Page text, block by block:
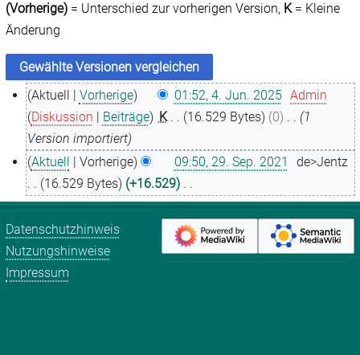
(Vorherige) = Unterschied zur vorherigen Version, K= Kleine
Änderung
J
n
2
0
2
Aktuell Vorherige 01:52, 4. Jun. 2025 Admin
Diskussion
Beiträge K 16.529 Bytes 0
1
Version importiert
9
.
S
e
p
Aktuell Vorherige 09:50, 29. Sep. 2021
de>Jentz
16.529 Bytes
+16.529
K
e
i
n
Datenschutzhinweis
Nutzungshinweise
Impressum